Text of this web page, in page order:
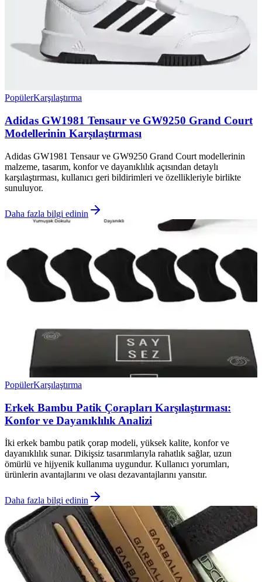
PopülerKarşılaştırma
Adidas GW1981 Tensaur ve GW9250 Grand Court
Modellerinin Karşılaştırması
Adidas GW1981 Tensaur ve GW9250 Grand Court modellerinin
malzeme, tasarım, konfor ve dayanıklılık açısından detaylı
karşılaştırması, kullanıcı geri bildirimleri ve özellikleriyle birlikte
sunuluyor.
Daha fazla bilgi edinin
PopülerKarşılaştırma
Erkek Bambu Patik Çorapları Karşılaştırması:
Konfor ve Dayanıklılık Analizi
İki erkek bambu patik çorap modeli, yüksek kalite, konfor ve
dayanıklılık sunar. Dikişsiz tasarımlarıyla rahatlık sağlar, uzun
ömürlü ve hijyenik kullanıma uygundur. Kullanıcı yorumları,
ürünlerin avantajlarını ve olası dezavantajlarını yansıtır.
Daha fazla bilgi edinin